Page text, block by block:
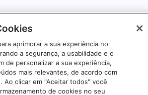
aprimorar a sua experiência no
a segurança, a usabilidade e o
de personalizar a sua experiência,
mais relevantes, de acordo com
Ao clicar em "Aceitar todos" você
de cookies no seu